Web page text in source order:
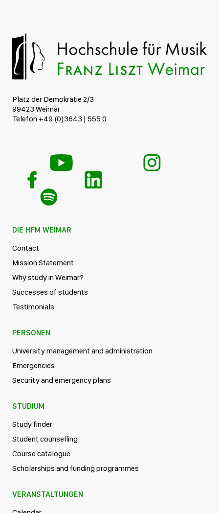
Platz der Demokratie 2/3
99423 Weimar
Telefon +49 (0)3643 | 555 0
DIE HFM WEIMAR
Contact
Mission Statement
Why study in Weimar?
Successes of students
Testimonials
PERSONEN
University management and administration
Emergencies
Security and emergency plans
STUDIUM
Study finder
Student counselling
Course catalogue
Scholarships and funding programmes
VERANSTALTUNGEN